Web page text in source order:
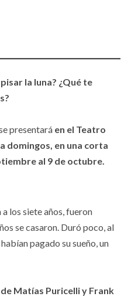
la luna? ¿Qué te
presentará en el Teatro
domingos, en una corta
al 9 de octubre.
los siete años, fueron
se casaron. Duró poco, al
pagado su sueño, un
de Matías Puricelli y Frank